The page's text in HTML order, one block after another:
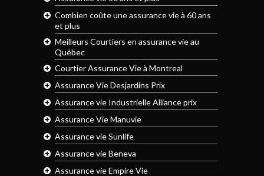
Combien coûte une assurance vie à 60 ans
et plus
Meilleurs Courtiers en assurance vie au
Québec
Courtier Assurance Vie à Montreal
Assurance Vie Desjardins Prix
Assurance vie Industrielle Alliance prix
Assurance Vie Manuvie
Assurance vie Sunlife
Assurance vie Beneva
Assurance vie Empire Vie